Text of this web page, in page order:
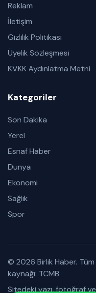
Reklam
İletişim
Gizlilik Politikası
Üyelik Sözleşmesi
KVKK Aydınlatma Metni
Kategoriler
Son Dakika
Yerel
Esnaf Haber
Dünya
Ekonomi
Sağlık
Spor
© 2026 Birlik Haber. Tüm
kaynağı: TCMB
Sitedeki yazı, fotoğraf